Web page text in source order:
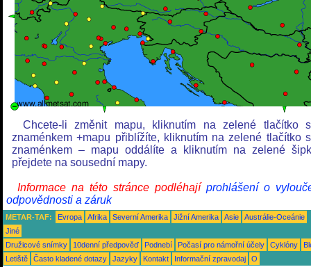
Chcete-li změnit mapu, kliknutím na zelené tlačítko
znaménkem +mapu přiblížíte, kliknutím na zelené tlačítko
znaménkem – mapu oddálíte a kliknutím na zelené
přejdete na sousední mapy.
Informace na této stránce podléhají prohlášení o
odpovědnosti a záruk
METAR-TAF: Evropa Afrika Severní Amerika Jižní Amerika Asie
Austrálie-Oceánie
Jiné
Družicové snímky
10denní předpověď Podnebí Počasí pro námořní účely Cyklóny
Letiště
Často kladené dotazy Jazyky Kontakt Informační zpravodaj O